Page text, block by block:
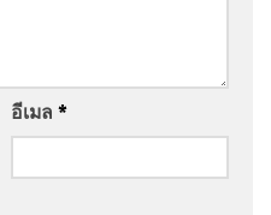
อีเมล *